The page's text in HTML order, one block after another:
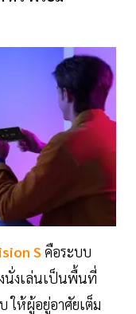
S คือระบบ
นั่งเล่นเป็นพื้นที่
ให้ผู้อยู่อาศัยเต็ม